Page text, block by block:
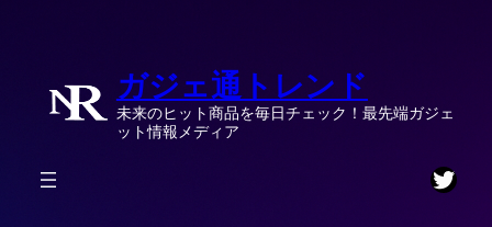
ガジェ通トレンド
未来のヒット商品を毎日チェック！最先端ガジェ
ット情報メディア